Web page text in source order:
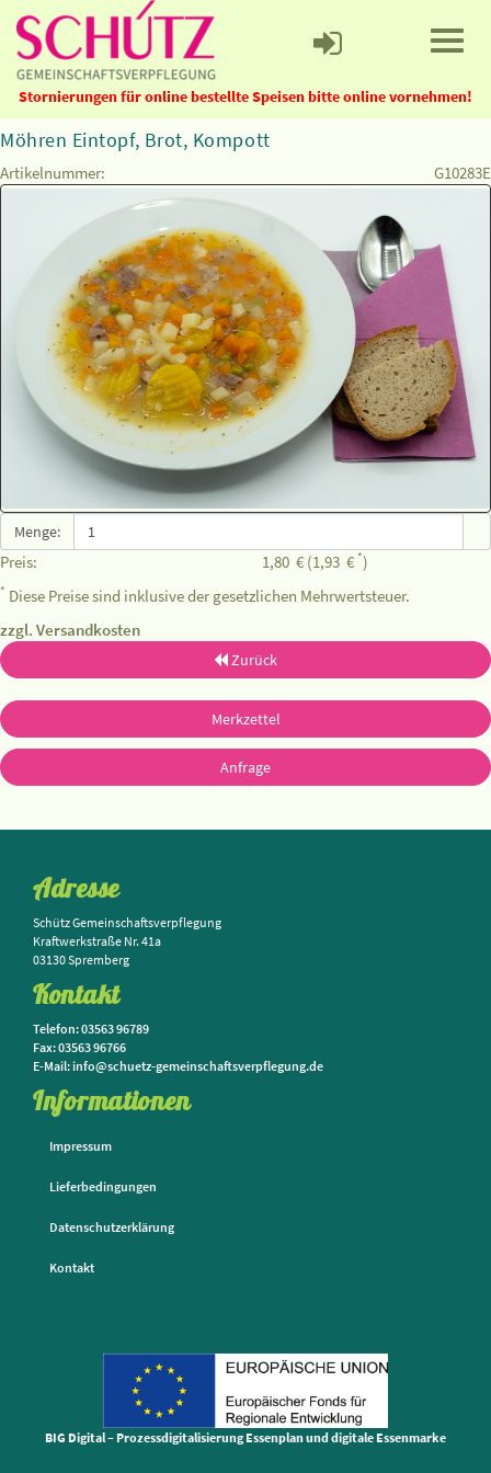
Stornierungen für online bestellte Speisen bitte online vornehmen!
Möhren Eintopf, Brot, Kompott
Artikelnummer: G10283E
Menge:
Preis: 1,80 € (1,93 € *)
* Diese Preise sind inklusive der gesetzlichen Mehrwertsteuer.
zzgl. Versandkosten
Zurück
Merkzettel
Anfrage
Adresse
Schütz Gemeinschaftsverpflegung
Kraftwerkstraße Nr. 41a
03130 Spremberg
Kontakt
Telefon: 03563 96789
Fax: 03563 96766
E-Mail: info@schuetz-gemeinschaftsverpflegung.de
Informationen
Impressum
Lieferbedingungen
Datenschutzerklärung
Kontakt
BIG Digital – Prozessdigitalisierung Essenplan und digitale Essenmarke